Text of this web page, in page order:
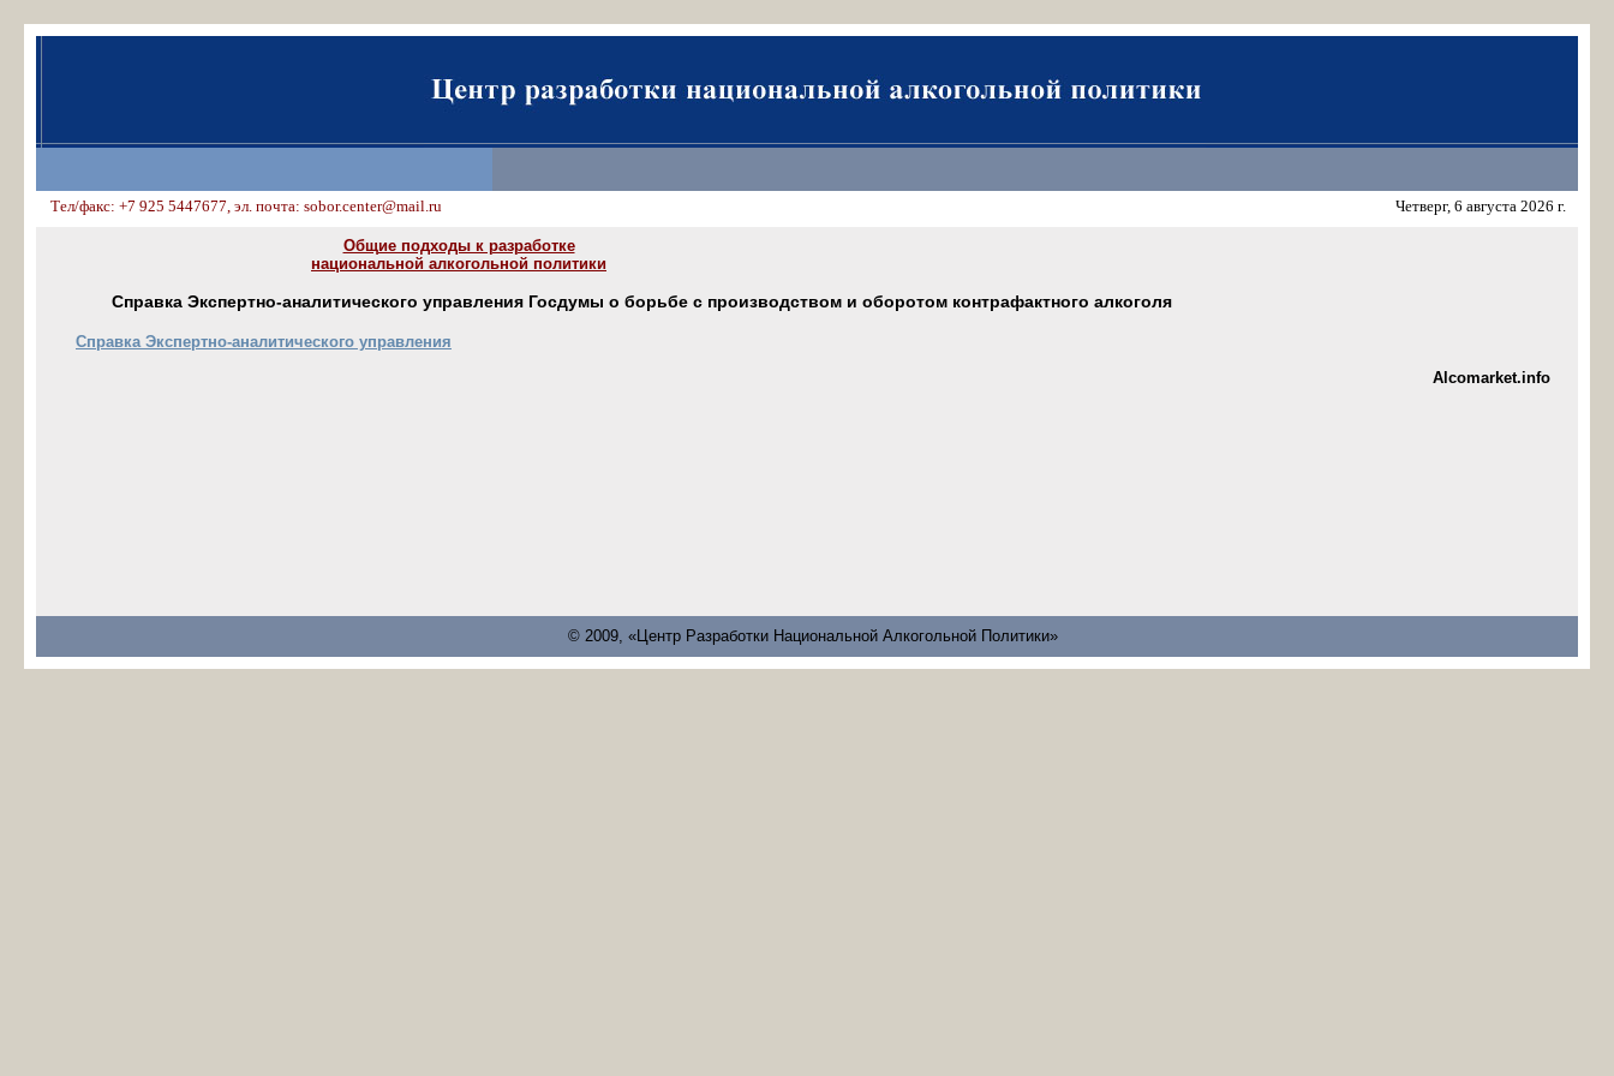
Тел/факс: +7 925 5447677, эл. почта: sobor.center@mail.ru Четверг, 6 августа 2026 г.
Общие подходы к разработке
национальной алкогольной политики
Справка Экспертно-аналитического управления Госдумы о борьбе с производством и оборотом контрафактного алкоголя
Справка Экспертно-аналитического управления
Alcomarket.info
© 2009, «Центр Разработки Национальной Алкогольной Политики»